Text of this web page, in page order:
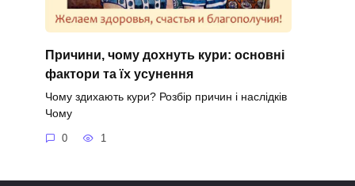
Причини, чому дохнуть кури: основні
фактори та їх усунення
Чому здихають кури? Розбір причин і наслідків
Чому
0 1